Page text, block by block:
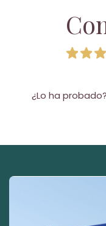
¿Lo ha probado?